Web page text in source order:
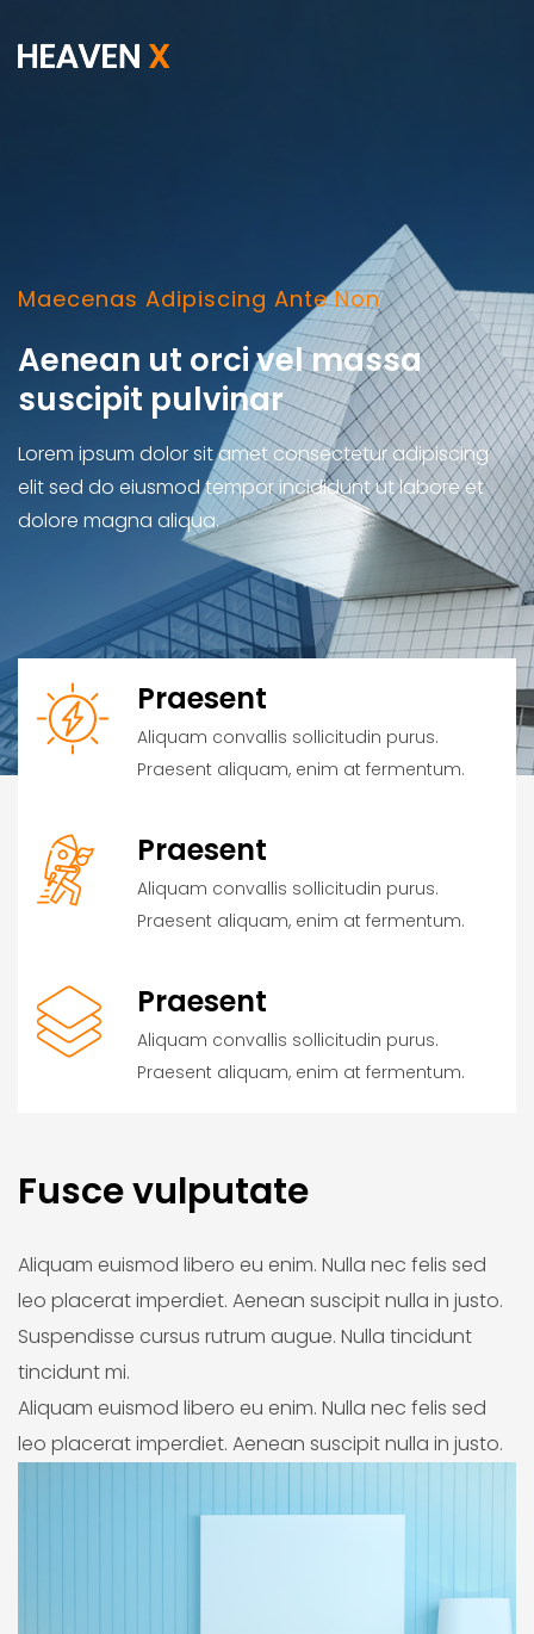
Maecenas Adipiscing Ante Non
Aenean ut orci vel massa
suscipit pulvinar
Lorem ipsum dolor sit amet consectetur adipiscing
elit sed do eiusmod tempor incididunt ut labore et
dolore magna aliqua.
Praesent
Aliquam convallis sollicitudin purus.
Praesent aliquam, enim at fermentum.
Praesent
Aliquam convallis sollicitudin purus.
Praesent aliquam, enim at fermentum.
Praesent
Aliquam convallis sollicitudin purus.
Praesent aliquam, enim at fermentum.
Fusce vulputate
Aliquam euismod libero eu enim. Nulla nec felis sed
leo placerat imperdiet. Aenean suscipit nulla in justo.
Suspendisse cursus rutrum augue. Nulla tincidunt
tincidunt mi.
Aliquam euismod libero eu enim. Nulla nec felis sed
leo placerat imperdiet. Aenean suscipit nulla in justo.